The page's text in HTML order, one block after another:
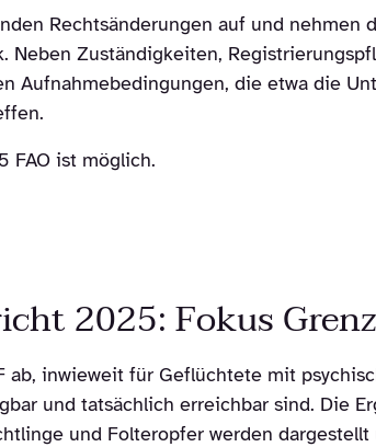
Rechtsänderungen auf und nehmen
Neben Zuständigkeiten,
Aufnahmebedingungen, die etwa die
FAO ist möglich.
2025: Fokus
inwieweit für Geflüchtete mit
und tatsächlich erreichbar sind. Die
und Folteropfer werden